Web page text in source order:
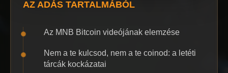
AZ ADÁS TARTALMÁBÓL
Az MNB Bitcoin videójának elemzése
Nem a te kulcsod, nem a te coinod: a letéti
tárcák kockázatai